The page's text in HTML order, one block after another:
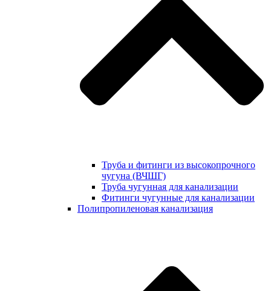
Труба и фитинги из высокопрочного
чугуна (ВЧШГ)
Труба чугунная для канализации
Фитинги чугунные для канализации
Полипропиленовая канализация